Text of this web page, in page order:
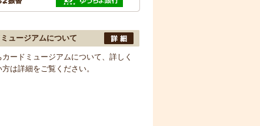
ュージアムについて
ードミュージアムについて、詳しく
は詳細をご覧ください。